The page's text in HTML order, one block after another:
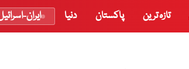
تازہ ترین پاکستان دنیا ایران-